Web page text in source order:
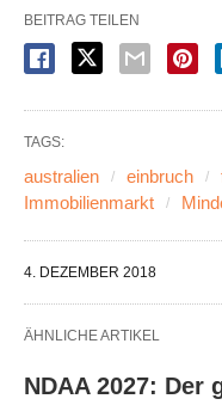
BEITRAG TEILEN
TAGS:
australien einbruch
Immobilienmarkt
4. DEZEMBER 2018
ÄHNLICHE ARTIKEL
NDAA 2027: Der